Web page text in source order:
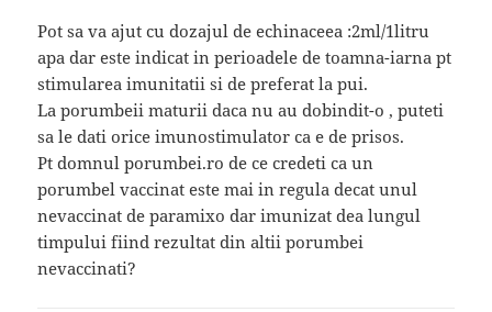
Pot sa va ajut cu dozajul de echinaceea :2ml/1litru
apa dar este indicat in perioadele de toamna-iarna pt
stimularea imunitatii si de preferat la pui.
La porumbeii maturii daca nu au dobindit-o , puteti
sa le dati orice imunostimulator ca e de prisos.
Pt domnul porumbei.ro de ce credeti ca un
porumbel vaccinat este mai in regula decat unul
nevaccinat de paramixo dar imunizat dea lungul
timpului fiind rezultat din altii porumbei
nevaccinati?